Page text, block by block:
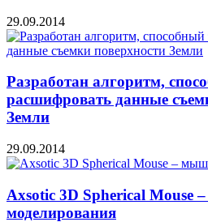
29.09.2014
Разработан алгоритм,
расшифровать данные
Земли
29.09.2014
Axsotic 3D Spherical Mouse
моделирования